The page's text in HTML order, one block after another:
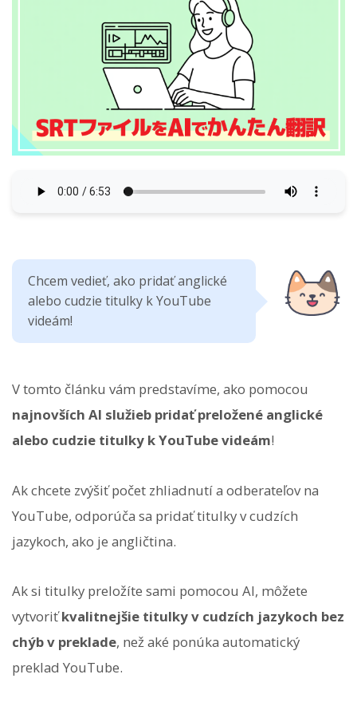
Chcem vedieť, ako pridať anglické
alebo cudzie titulky k YouTube
videám!
V tomto článku vám predstavíme, ako pomocou
najnovších AI služieb pridať preložené anglické
alebo cudzie titulky k YouTube videám!
Ak chcete zvýšiť počet zhliadnutí a odberateľov na
YouTube, odporúča sa pridať titulky v cudzích
jazykoch, ako je angličtina.
Ak si titulky preložíte sami pomocou AI, môžete
vytvoriťkvalitnejšie titulky v cudzích jazykoch bez
chýb v preklade, než aké ponúka automatický
preklad YouTube.